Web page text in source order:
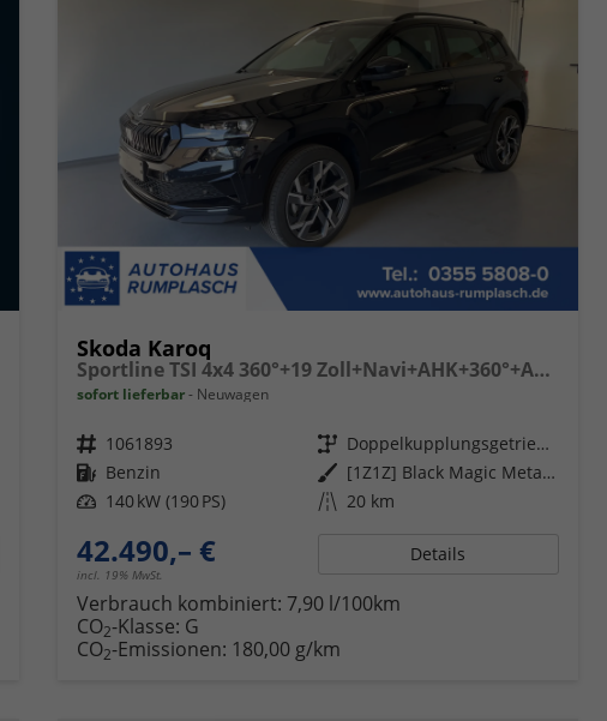
Skoda Karoq
Sportline TSI 4x4 360°+19 Zoll+Navi+AHK+360°+ACC+Frontscheibe beheizbar+Travel Assist
sofort lieferbar Neuwagen
Fahrzeugnr. 1061893 Getriebe
Doppelkupplungsgetriebe (DSG)
Kraftstoff Benzin Außenfarbe
[1Z1Z] Black Magic Metallic
Leistung 140 kW (190 PS) Kilometerstand 20 km
42.490,– €
incl. 19% MwSt.
Details
Verbrauch kombiniert: 7,90 l/100km
CO2-Klasse: G
CO2-Emissionen: 180,00 g/km